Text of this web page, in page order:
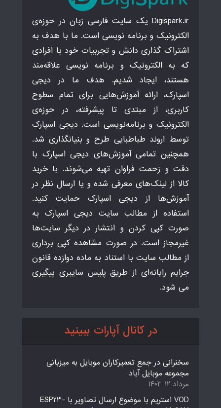
Digispark.ir یک سایت فارسی زبان در حوزه‌ی
الکترونیک و برنامه نویسی است. ما با هدف به
اشتراک گذاری دانش و تجربیات خود با افرادی
که به الکترونیک و برنامه نویسی علاقه‌مند
هستند، ایجاد شدیم. هدف ما در دیجی
اسپارک، ارائه آموزش‌هایی برای تمام سطوح
کاربری، از مبتدی تا پیشرفته، در حوزه‌ی
الکترونیک و برنامه‌نویسی است. دیجی اسپارک
توسط اروند طباطبایی طرح و بنیانگذاری شد.
همچنین تمامی آموزش‌های دیجی اسپارک با
دقت و زحمت فراوان تهیه می‌شوند. با خرید
کالا از لینک‌های معرفی شده و یا ارسال نظر در
آموزش‌ها از دیجی اسپارک حمایت کنید.
استفاده از مطالب سایت دیجی اسپارک به
صورت کپی کردن و انتشار در دیگر سایت‌ها
غیرمجاز است. در صورت مشاهده کپی برداری
از مطالب سایت با استناد به ماده دوازده قانون
جرایم رایانه‌ای از طریق پلیس سایبری پیگیری
می شود.
در کانال آپارات ببینید
سخنرانی در جمع تعمیرکاران موبایل به میزبانی
مجموعه موبایل آباد
مرداد ۱۲, ۱۴۰۲
VOD استریم با موضوع ارسال تصاویر با ESP23-